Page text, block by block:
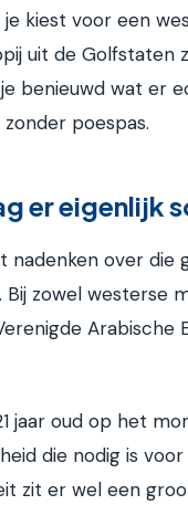
kiest voor een
uit de Golfstaten
benieuwd wat er
poespas.
er eigenlijk
nadenken over die
Bij zowel westerse
Arabische
jaar oud op het
die nodig is
zit er wel een